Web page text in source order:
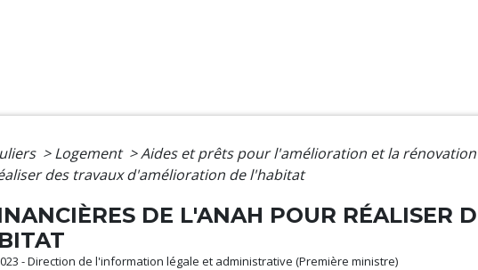
> Logement >Aides et prêts pour l'amélioration et la
des travaux d'amélioration de l'habitat
DE L'ANAH POUR RÉALISER
- Direction de l'information légale et administrative (Première ministre)